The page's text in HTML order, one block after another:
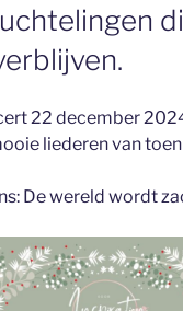
22 december
liederen van toen
De wereld wordt